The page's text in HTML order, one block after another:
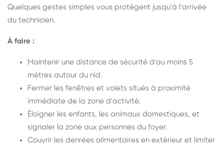
Quelques gestes simples vous protègent jusqu'à l'arrivée
du technicien.
À faire :
Maintenir une distance de sécurité d'au moins 5
mètres autour du nid.
Fermer les fenêtres et volets situés à proximité
immédiate de la zone d'activité.
Éloigner les enfants, les animaux domestiques, et
signaler la zone aux personnes du foyer.
Couvrir les denrées alimentaires en extérieur et limiter